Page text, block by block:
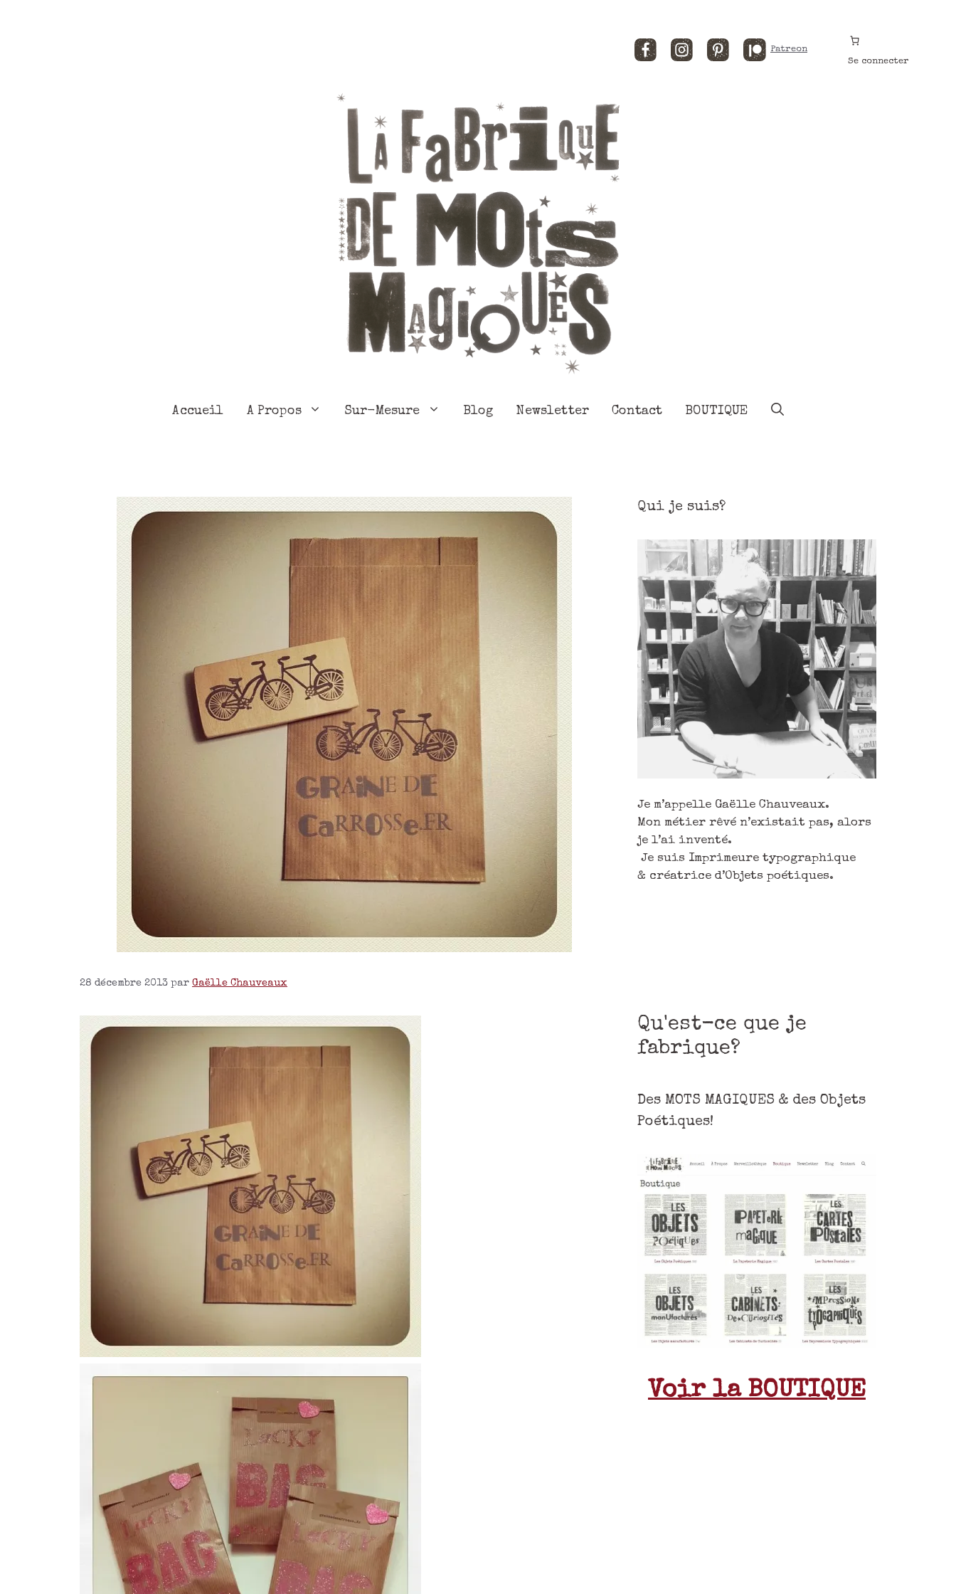
FacebookInstagramPinterestPatreon
Se connecter
Accueil A Propos Sur-Mesure Blog Newsletter Contact BOUTIQUE
28 décembre 2013 par Gaëlle Chauveaux
Qui je suis?
Je m’appelle Gaëlle Chauveaux.
Mon métier rêvé n’existait pas, alors
je l’ai inventé.
Je suis Imprimeure typographique
& créatrice d’Objets poétiques.
Qu'est-ce que je
fabrique?
Des MOTS MAGIQUES & des Objets
Poétiques!
Voir la BOUTIQUE